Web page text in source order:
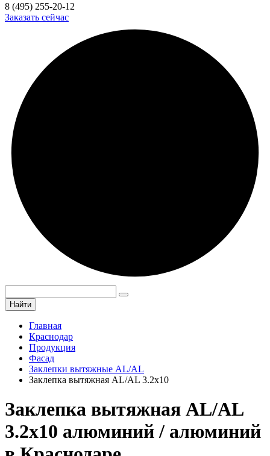
8 (495) 255-20-12
Заказать сейчас
Найти
Главная
Краснодар
Продукция
Фасад
Заклепки вытяжные AL/AL
Заклепка вытяжная AL/AL 3.2х10
Заклепка вытяжная AL/AL
3.2х10 алюминий / алюминий